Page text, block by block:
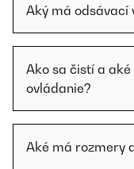
Aký má odsávací
Ako sa čistí a
ovládanie?
Aké má rozmery